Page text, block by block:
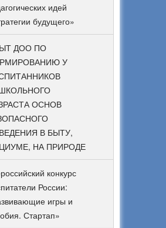
идей
будущего»
ДОО ПО
У
ОСНОВ
В БЫТУ,
НА ПРИРОДЕ
конкурс
России:
игры и
Стартап»